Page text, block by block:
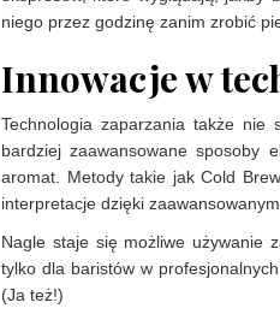
niego przez godzinę zanim zrobić
Innowacje w
Technologia zaparzania także nie
bardziej zaawansowane sposoby
aromat. Metody takie jak Cold
interpretacje dzięki
Nagle staje się możliwe używanie
tylko dla baristów w
(Ja też!)